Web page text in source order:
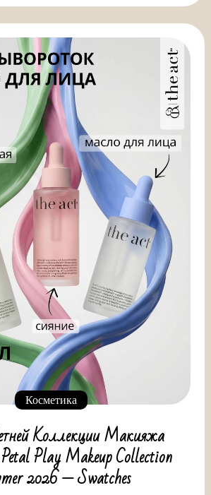
Косметика
Коллекции Макияжа
Play Makeup Collection
2026 — Swatches